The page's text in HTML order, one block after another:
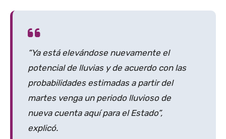
“Ya está elevándose nuevamente el
potencial de lluvias y de acuerdo con las
probabilidades estimadas a partir del
martes venga un periodo lluvioso de
nueva cuenta aquí para el Estado”,
explicó.